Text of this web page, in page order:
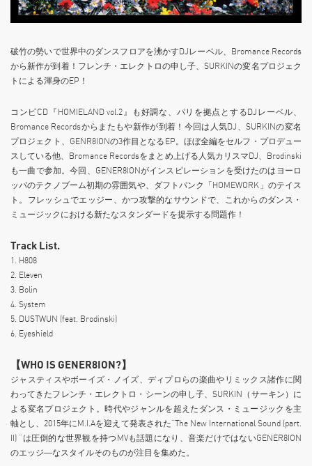
破竹の勢いで世界中のダンスフロアを沸かすDJレーベル、Bromance Records
から新作が到着！フレンチ・エレクトロの申し子、SURKINの変名プロジェク
トによる渾身のEP！
コンピCD『HOMIELAND vol.2』も好調な、パリを拠点とするDJレーベル、
Bromance Recordsからまたもや新作が到着！今回は人気DJ、SURKINの変名
プロジェクト、GENR8IONの3作目となるEP。ほぼ全編をセルフ・プロデュー
スしている他、Bromance Recordsをまとめ上げる人気カリスマDJ、Brodinski
も一曲で参加。今回、GENER8IONがインスピレーションを受けたのはヨーロ
ッパのテクノブーム初期の雰囲気や、ダフトパンク「HOMEWORK」のテイス
ト。フレッシュでエッジー、かつ攻撃的なサウンドで、これからのダンス・
ミュージックにおける新たなスタンダードを提示する問題作！
Track List.
1. H808
2. Eleven
3. Bolin
4. System
5. DUSTWUN (feat. Brodinski)
6. Eyeshield
【WHO IS GENER8ION?】
ジャスティスやボーイズ・ノイズ、ディプロらの楽曲やリミックス諸作に関
わってきたフレンチ・エレクトロ・シーンの申し子、SURKIN（サーキン）に
よる変名プロジェクト。時代やジャンルを超えたダンス・ミュージックを主
軸とし、2015年にM.I.Aを迎えて発表された”The New International Sound (part.
II) ”は圧倒的な世界観を持つMVも話題になり、音楽だけではないGENER8ION
のエッジ―なスタイルそのものが注目を集めた。